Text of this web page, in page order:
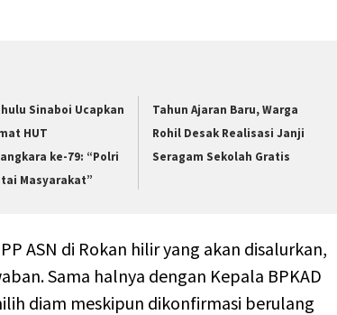
Sinaboi Ucapkan
HUT
ke-79: “Polri
Masyarakat”
Tahun Ajaran Baru, Warga
Rohil Desak Realisasi Janji
Seragam Sekolah Gratis
ASN di Rokan hilir yang akan disalurkan,
Sama halnya dengan Kepala BPKAD
diam meskipun dikonfirmasi berulang